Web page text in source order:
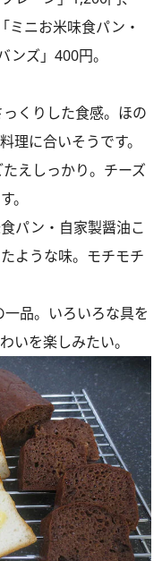
ミニお米味食パン・
ンズ」400円。
くりした食感。ほの
理に合いそうです。
えしっかり。チーズ
。
パン・自家製醤油こ
ような味。モチモチ
品。いろいろな具を
いを楽しみたい。